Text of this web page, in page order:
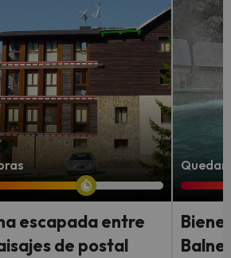
escapada entre
de postal